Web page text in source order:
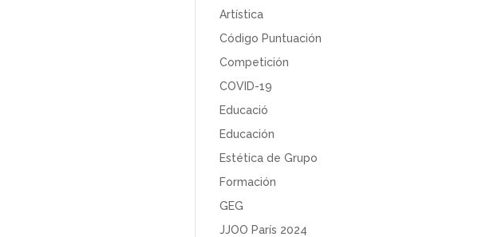
Artística
Código Puntuación
Competición
COVID-19
Educació
Educación
Estética de Grupo
Formación
GEG
JJOO París 2024